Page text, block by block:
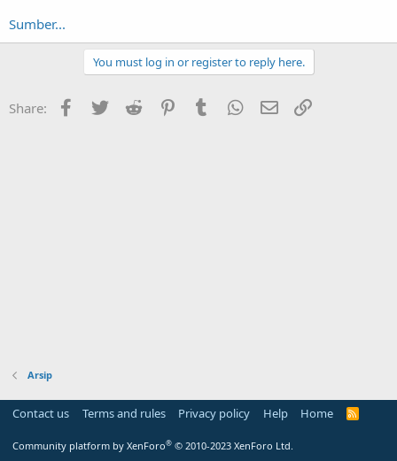
Sumber...
You must log in or register to reply here.
Share: Facebook
Twitter Reddit PinterestTumblr WhatsApp
Email
Arsip
Contact us Terms and rules Privacy policy Help Home
R
Community platform by XenForo® © 2010-2023 XenForo Ltd.